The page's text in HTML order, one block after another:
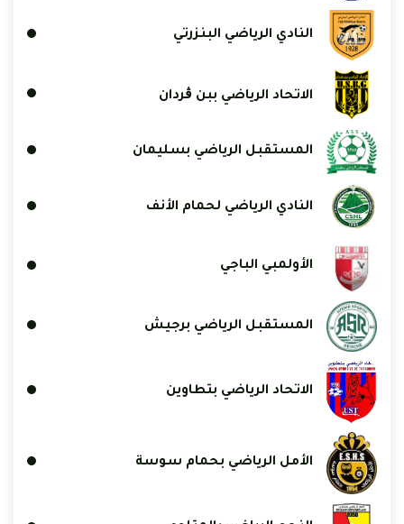
النادي الرياضي البنزرتي
الاتحاد الرياضي ببن ڨردان
المستقبل الرياضي بسليمان
النادي الرياضي لحمام الأنف
الأولمبي الباجي
المستقبل الرياضي برجيش
الاتحاد الرياضي بتطاوين
الأمل الرياضي بحمام سوسة